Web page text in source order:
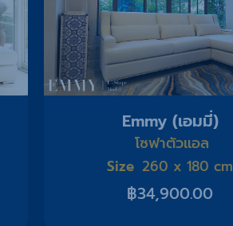
Emmy (เอมมี่)
โซฟาตัวแอล
Size 260 x 180 cm
฿34,900.00